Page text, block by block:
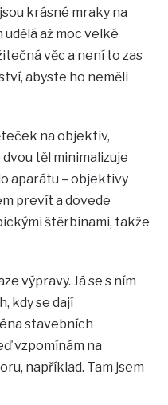
krásné mraky na
až moc velké
věc a není to zas
abyste ho neměli
na objektiv,
těl minimalizuje
aparátu – objektivy
prevít a dovede
štěrbinami, takže
výpravy. Já se s ním
kdy se dají
stavebních
vzpomínám na
například. Tam jsem